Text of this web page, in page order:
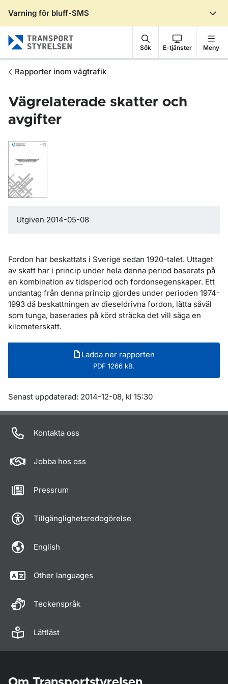
Varning för bluff-SMS
Sök E-tjänster Meny
Rapporter inom vägtrafik
Vägrelaterade skatter och
avgifter
Utgiven 2014-05-08
Fordon har beskattats i Sverige sedan 1920-talet. Uttaget
av skatt har i princip under hela denna period baserats på
en kombination av tidsperiod och fordonsegenskaper. Ett
undantag från denna princip gjordes under perioden 1974-
1993 då beskattningen av dieseldrivna fordon, lätta såväl
som tunga, baserades på körd sträcka det vill säga en
kilometerskatt.
Ladda ner rapporten
PDF 1266 kB.
Om sidan
Senast uppdaterad: 2014-12-08, kl 15:30
Kontakta oss
Jobba hos oss
Pressrum
Tillgänglighetsredogörelse
English
Other languages
Teckenspråk
Lättläst